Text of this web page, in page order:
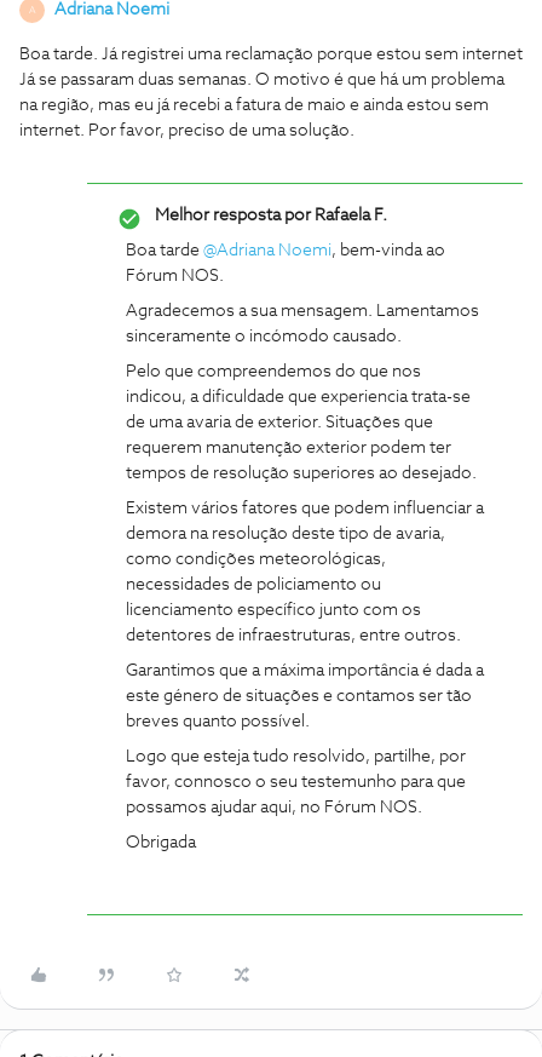
A Adriana Noemi
Boa tarde. Já registrei uma reclamação porque estou sem internet
Já se passaram duas semanas. O motivo é que há um problema
na região, mas eu já recebi a fatura de maio e ainda estou sem
internet. Por favor, preciso de uma solução.
Melhor resposta porRafaela F.
Boa tarde ​ @Adriana Noemi, bem-vinda ao
Fórum NOS.
Agradecemos a sua mensagem. Lamentamos
sinceramente o incómodo causado.
Pelo que compreendemos do que nos
indicou, a dificuldade que experiencia trata-se
de uma avaria de exterior. Situações que
requerem manutenção exterior podem ter
tempos de resolução superiores ao desejado.
Existem vários fatores que podem influenciar a
demora na resolução deste tipo de avaria,
como condições meteorológicas,
necessidades de policiamento ou
licenciamento específico junto com os
detentores de infraestruturas, entre outros.
Garantimos que a máxima importância é dada a
este género de situações e contamos ser tão
breves quanto possível.
Logo que esteja tudo resolvido, partilhe, por
favor, connosco o seu testemunho para que
possamos ajudar aqui, no Fórum NOS.
Obrigada